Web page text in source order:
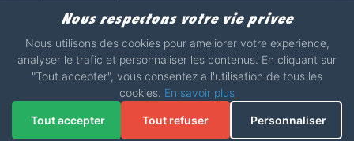
2017 - 2026 - STICKERS-GARAGE.COM - MADE WITH
Nous respectons votre vie privee
Nous utilisons des cookies pour ameliorer votre experience,
analyser le trafic et personnaliser les contenus. En cliquant sur
"Tout accepter", vous consentez a l'utilisation de tous les
cookies. En savoir plus
Tout accepter Tout refuser Personnaliser